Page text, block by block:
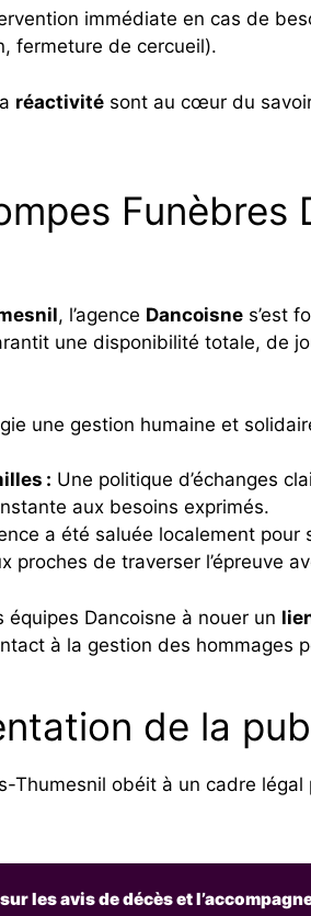
immédiate en cas de
fermeture de cercueil).
réactivité sont au cœur du
, l’agence Dancoisne s’est
une disponibilité totale, de
une gestion humaine et
: Une politique d’échanges
aux besoins exprimés.
a été saluée localement
proches de traverser l’épreuve
Dancoisne à nouer un
à la gestion des hommages
de la
Thumesnil obéit à un cadre
les avis de décès et